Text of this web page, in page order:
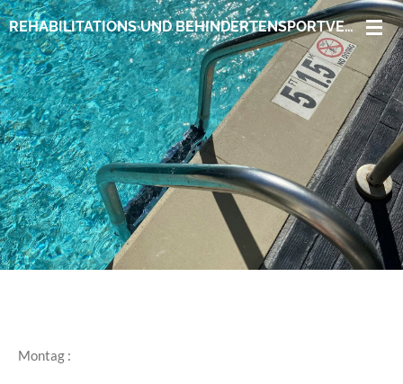
Zum
Hauptinhalt
springen
REHABILITATIONS UND BEHINDERTENSPORTVEREIN COBURG E.V.
Montag :